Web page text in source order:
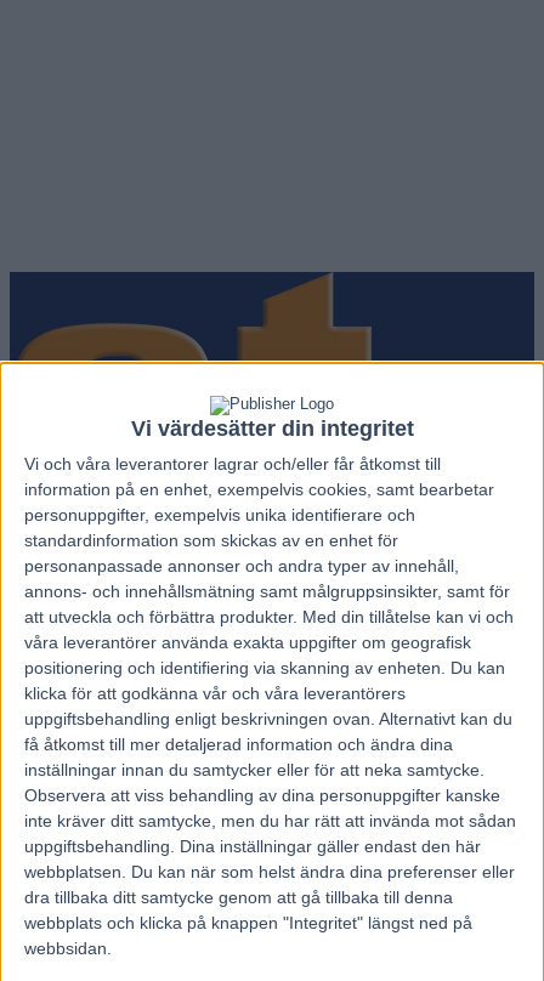
Vi värdesätter din integritet
Vi och våra leverantorer lagrar och/eller får åtkomst till
information på en enhet, exempelvis cookies, samt bearbetar
personuppgifter, exempelvis unika identifierare och
standardinformation som skickas av en enhet för
personanpassade annonser och andra typer av innehåll,
annons- och innehållsmätning samt målgruppsinsikter, samt för
att utveckla och förbättra produkter. Med din tillåtelse kan vi och
våra leverantörer använda exakta uppgifter om geografisk
positionering och identifiering via skanning av enheten. Du kan
klicka för att godkänna vår och våra leverantörers
uppgiftsbehandling enligt beskrivningen ovan. Alternativt kan du
få åtkomst till mer detaljerad information och ändra dina
inställningar innan du samtycker eller för att neka samtycke.
Observera att viss behandling av dina personuppgifter kanske
inte kräver ditt samtycke, men du har rätt att invända mot sådan
uppgiftsbehandling. Dina inställningar gäller endast den här
webbplatsen. Du kan när som helst ändra dina preferenser eller
dra tillbaka ditt samtycke genom att gå tillbaka till denna
webbplats och klicka på knappen "Integritet" längst ned på
webbsidan.
Hem V85 Nytt
Inför V85 FÄRJESTAD: ”Henne har jag
feeling för”
30 januari, 2026
138
Färjestadstravet är mycket förknippat med Björn Goop.
På lördag har stallet laddat med sju hästar på V85® på hemmaplan.
– Det ser spännande ut, jag har feeling för Pearl Kayz, säger stallets
försteman Per Linderoth.
Lördagens omgång på V85® avgörs på Färjestad och numera är det
Per Linderoths hemmabana. Han har snart under ett år varit Björn
Goops högra hand. Ett beslut han inte ångrar?
– Nej, det gör jag verkligen inte. Jag trivs jättebra och Björn är
lättsam och det fungerar bra. Jag kör en hel del lopp och gör
träningslistor, det är fullt upp, vi har drygt 100 hästar att träna och